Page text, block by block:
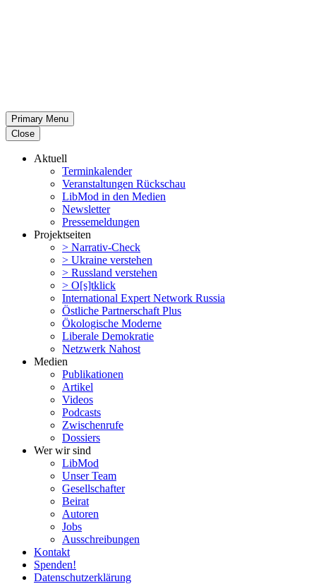
Primary Menu
Close
Aktuell
Termin­ka­lender
Veran­stal­tungen Rückschau
LibMod in den Medien
Newsletter
Presse­mel­dungen
Projekt­seiten
> Narrativ-Check
> Ukraine verstehen
> Russland verstehen
> O[s]tklick
Inter­na­tional Expert Network Russia
Östliche Partner­schaft Plus
Ökolo­gische Moderne
Liberale Demokratie
Netzwerk Nahost
Medien
Publi­ka­tionen
Artikel
Videos
Podcasts
Zwischenrufe
Dossiers
Wer wir sind
LibMod
Unser Team
Gesell­schafter
Beirat
Autoren
Jobs
Ausschrei­bungen
Kontakt
Spenden!
Daten­schutz­er­klärung